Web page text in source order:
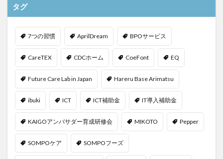
タグ
7つの習慣 AprilDream BPOサービス
CareTEX CDCホーム CoeFont EQ
Future Care Lab in Japan Hareru Base Arimatsu
ibuki ICT ICT補助金 IT導入補助金
KAIGOアンバサダー育成研修会 MIKOTO Pepper
SOMPOケア SOMPOフーズ
SOMPOホールディングス
Tシャツ
あかぎれ
アクリーティブ
アドバイス
アルコール消毒
アンガーマネジメント
いづみデイサービスセンター
エムズ落合
おだんご スッキリ
スマート介護
介護
らるご桜木
プレスリリース
フレンドチャット
ヘアスタイル
ポケモン
マスキングテープ
マスク
マズローの5段階欲求説
マニュアル